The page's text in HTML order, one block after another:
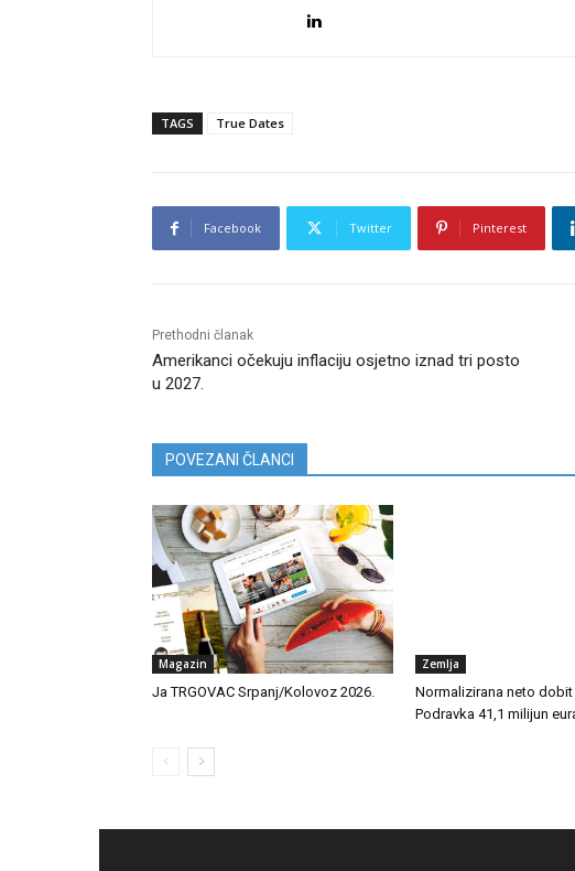
TAGS True Dates
Facebook Twitter Pinterest
Prethodni članak
Amerikanci očekuju inflaciju osjetno iznad tri posto
u 2027.
POVEZANI ČLANCI
Magazin
Ja TRGOVAC Srpanj/Kolovoz 2026.
Zemlja
Normalizirana neto dobit
Podravka 41,1 milijun